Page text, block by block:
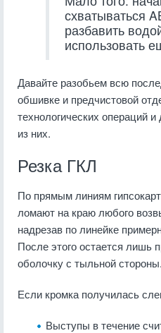
схватываться
разбавить
использовать
Давайте разобьем всю
обшивке и предчистовой
технологических операций
из них.
Резка ГКЛ
По прямым линиям
ломают на краю любого
надрезав по линейке
После этого остается лишь
оболочку с тыльной стороны.
Если кромка получилась
Выступы в течение